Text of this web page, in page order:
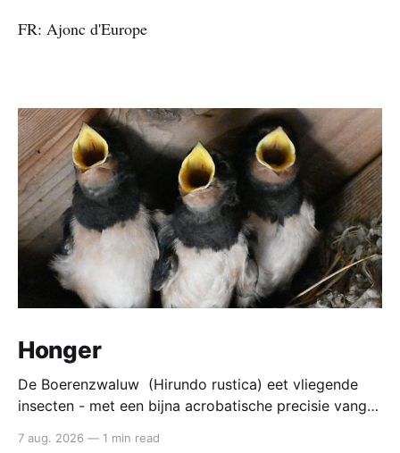
FR: Ajonc d'Europe
Honger
De Boerenzwaluw (Hirundo rustica) eet vliegende
insecten - met een bijna acrobatische precisie vangt
De boerenzwaluw jaagt altijd in de lucht. Zijn hele
7 aug. 2026 — 1 min read